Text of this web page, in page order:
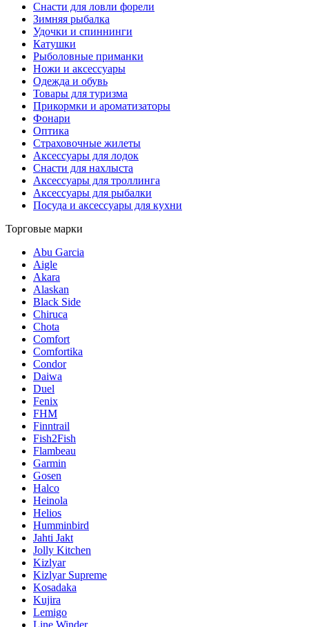
Снасти для ловли форели
Зимняя рыбалка
Удочки и спиннинги
Катушки
Рыболовные приманки
Ножи и аксессуары
Одежда и обувь
Товары для туризма
Прикормки и ароматизаторы
Фонари
Оптика
Страховочные жилеты
Аксессуары для лодок
Снасти для нахлыста
Аксессуары для троллинга
Аксессуары для рыбалки
Посуда и аксессуары для кухни
Торговые марки
Abu Garcia
Aigle
Akara
Alaskan
Black Side
Chiruca
Chota
Comfort
Comfortika
Condor
Daiwa
Duel
Fenix
FHM
Finntrail
Fish2Fish
Flambeau
Garmin
Gosen
Halco
Heinola
Helios
Humminbird
Jahti Jakt
Jolly Kitchen
Kizlyar
Kizlyar Supreme
Kosadaka
Kujira
Lemigo
Line Winder